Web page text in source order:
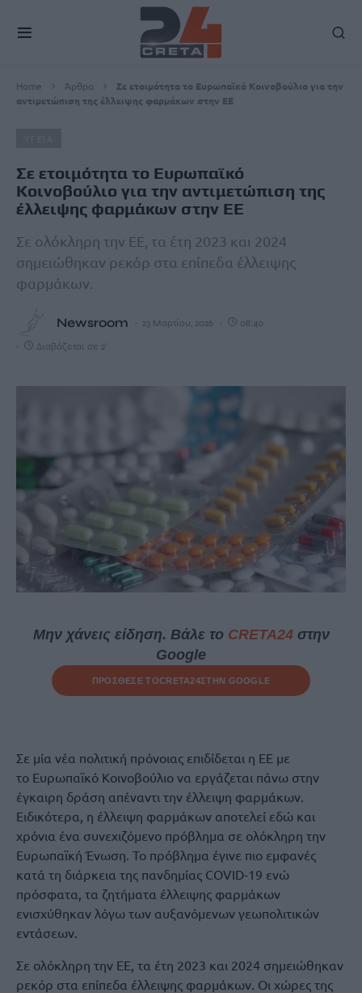
Home Άρθρα
Σε ετοιμότητα το Ευρωπαϊκό Κοινοβούλιο για την
αντιμετώπιση της έλλειψης φαρμάκων στην ΕΕ
Σε ετοιμότητα το Ευρωπαϊκό
Κοινοβούλιο για την αντιμετώπιση της
έλλειψης φαρμάκων στην ΕΕ
Σε ολόκληρη την ΕΕ, τα έτη 2023 και 2024
σημειώθηκαν ρεκόρ στα επίπεδα έλλειψης
φαρμάκων.
Newsroom 23 Μαρτίου, 2026 08:40
Διαβάζεται σε 2'
Μην χάνεις είδηση. Βάλε το CRETA24στην
Google
ΠΡΟΣΘΕΣΕ ΤΟCRETA24ΣΤΗΝ GOOGLE
Σε μία νέα πολιτική πρόνοιας επιδίδεται η ΕΕ με
το Ευρωπαϊκό Κοινοβούλιο να εργάζεται πάνω στην
έγκαιρη δράση απέναντι την έλλειψη φαρμάκων.
Ειδικότερα, η έλλειψη φαρμάκων αποτελεί εδώ και
χρόνια ένα συνεχιζόμενο πρόβλημα σε ολόκληρη την
Ευρωπαϊκή Ένωση. Το πρόβλημα έγινε πιο εμφανές
κατά τη διάρκεια της πανδημίας COVID-19 ενώ
πρόσφατα, τα ζητήματα έλλειψης φαρμάκων
ενισχύθηκαν λόγω των αυξανόμενων γεωπολιτικών
εντάσεων.
Σε ολόκληρη την ΕΕ, τα έτη 2023 και 2024 σημειώθηκαν
ρεκόρ στα επίπεδα έλλειψης φαρμάκων. Οι χώρες της